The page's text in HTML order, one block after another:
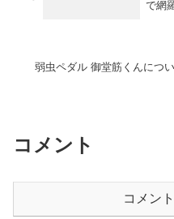
で網
弱虫ペダル 御堂筋くんにつ
コメント
コメン